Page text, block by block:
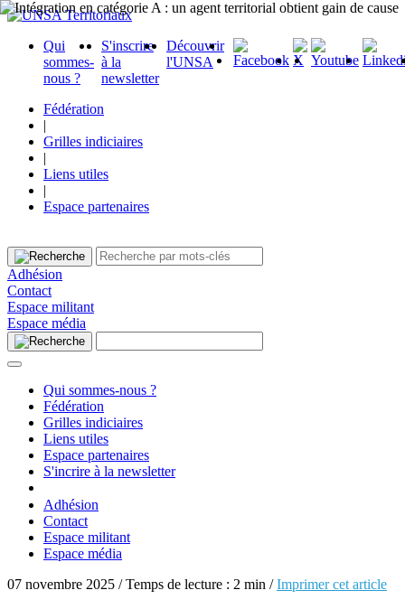
Qui
sommes-
nous ?
S'inscrire
à la
newsletter
Découvrir
l'UNSA
Fédération
|
Grilles indiciaires
|
Liens utiles
|
Espace partenaires
Adhésion
Contact
Espace militant
Espace média
Qui sommes-nous ?
Fédération
Grilles indiciaires
Liens utiles
Espace partenaires
S'incrire à la newsletter
Adhésion
Contact
Espace militant
Espace média
07 novembre 2025 / Temps de lecture : 2 min /Imprimer cet article